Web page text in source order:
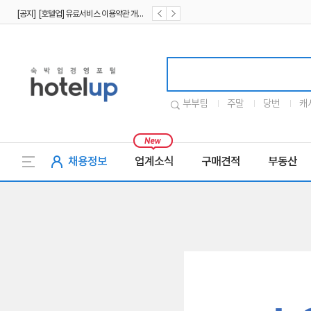
부부팀 주말 당번 캐
채용정보 업계소식 구매견적 부동산